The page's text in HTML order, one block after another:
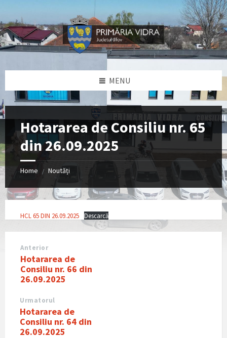
content
left
sidebar
right
sidebar
footer
MENU
Hotararea de Consiliu nr. 65
din 26.09.2025
Home / Noutăți
HCL 65 DIN 26.09.2025 Descarcă
Anterior
Hotararea de
Consiliu nr. 66 din
26.09.2025
Urmatorul
Hotararea de
Consiliu nr. 64 din
26.09.2025